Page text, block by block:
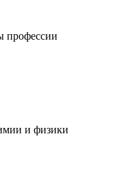
профессии
и физики